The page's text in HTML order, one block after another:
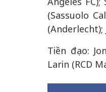
(Sassuolo
(Anderlecht);
Tiền đạo:
Larin (RCD